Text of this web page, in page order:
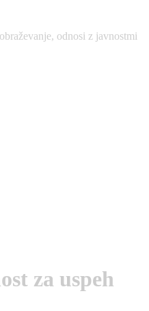
odnosi z javnostmi
za uspeh